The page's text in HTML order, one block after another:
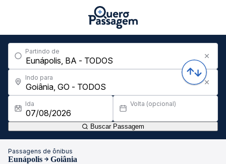
Partindo de
Indo para
Ida Volta (opcional)
Buscar Passagem
Passagens de ônibus
Eunápolis Goiânia